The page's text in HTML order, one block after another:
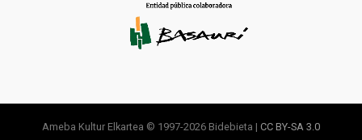
Ameba Kultur Elkartea © 1997-2026 Bidebieta | CC BY-SA 3.0